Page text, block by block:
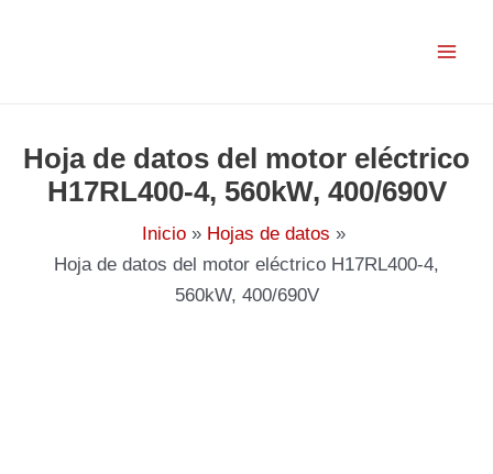
Hoja de datos del motor eléctrico
H17RL400-4, 560kW, 400/690V
Inicio
Hojas de datos
Hoja de datos del motor eléctrico H17RL400-4,
560kW, 400/690V